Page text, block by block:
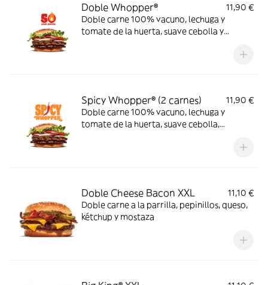
Doble Whopper®
11,90 €
Doble carne 100% vacuno, lechuga y
tomate de la huerta, suave cebolla y
Spicy Whopper® (2 carnes)
11,90 €
Doble carne 100% vacuno, lechuga y
tomate de la huerta, suave cebolla,
Doble Cheese Bacon XXL
11,10 €
Doble carne a la parrilla, pepinillos, queso,
kétchup y mostaza